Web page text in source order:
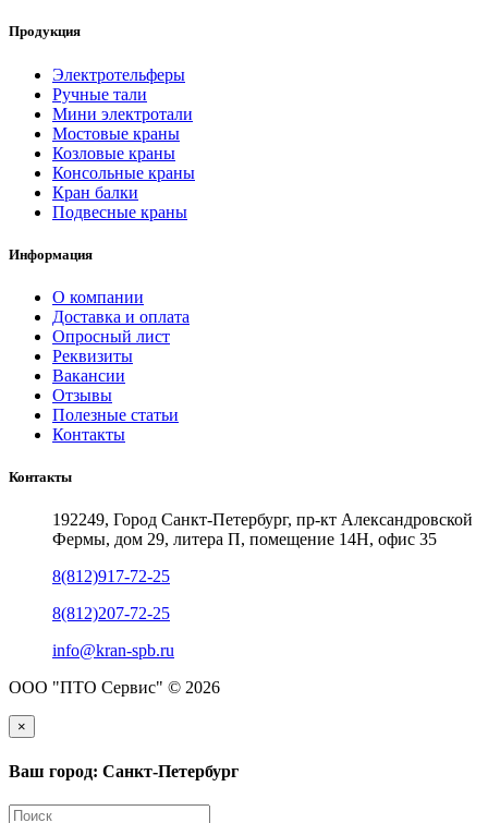
Продукция
Электротельферы
Ручные тали
Мини электротали
Мостовые краны
Козловые краны
Консольные краны
Кран балки
Подвесные краны
Информация
О компании
Доставка и оплата
Опросный лист
Реквизиты
Вакансии
Отзывы
Полезные статьи
Контакты
Контакты
192249, Город Санкт-Петербург, пр-кт Александровской
Фермы, дом 29, литера П, помещение 14Н, офис 35
8(812)917-72-25
8(812)207-72-25
info@kran-spb.ru
ООО "ПТО Сервис" © 2026
×
Ваш город: Санкт-Петербург